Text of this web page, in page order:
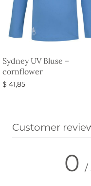
Sydney UV Bluse –
cornflower
$ 41,85
Customer
0 /